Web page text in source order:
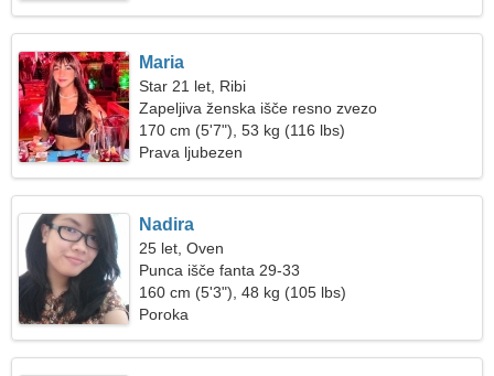
Maria
Star 21 let, Ribi
Zapeljiva ženska išče resno zvezo
170 cm (5'7"), 53 kg (116 lbs)
Prava ljubezen
Nadira
25 let, Oven
Punca išče fanta 29-33
160 cm (5'3"), 48 kg (105 lbs)
Poroka